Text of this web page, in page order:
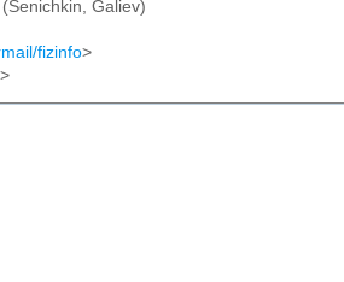
Galiev)
fizinfo>